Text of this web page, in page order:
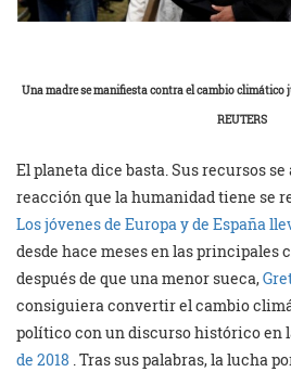
Una madre se manifiesta contra el cambio climático
REUTERS
El planeta dice basta. Sus recursos
reacción que la humanidad tiene se
Los jóvenes de Europa y de España
desde hace meses en las principales
después de que una menor sueca,
consiguiera convertir el cambio
político con un discurso histórico en
de 2018 . Tras sus palabras, la lucha